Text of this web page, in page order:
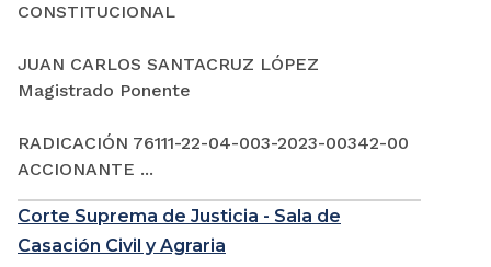
CONSTITUCIONAL
JUAN CARLOS SANTACRUZ LÓPEZ
Magistrado Ponente
RADICACIÓN 76111-22-04-003-2023-00342-00
ACCIONANTE ...
Corte Suprema de Justicia - Sala de
Casación Civil y Agraria